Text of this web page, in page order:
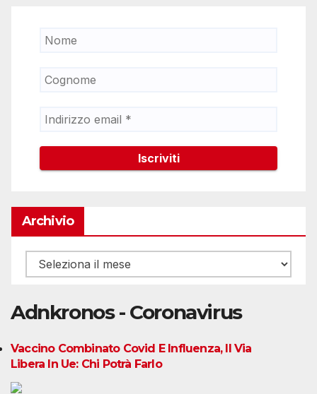
Archivio
Archivio
Adnkronos - Coronavirus
Vaccino Combinato Covid E Influenza, Il Via
Libera In Ue: Chi Potrà Farlo